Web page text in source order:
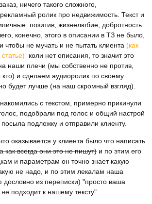
ничего такого сложного,
ролик про недвижимость. Текст и
позитив, жизнелюбие, добротность
конечно, этого в описании в ТЗ не было,
чтобы не мучать и не пытать клиента(как
коли нет описания, то значит это
наши плечи (мы собственно не против,
и сделаем аудиоролик по своему
будет лучше (на наш скромный взгляд).
с текстом, примерно прикинули
подобрали под голос и общий настрой
подложку и отправили клиенту.
оказывается у клиента было что написать
как всегда они это не пишут)и по этим его
и параметрам он точно знает какую
не надо, и по этим лекалам наша
дословно из переписки) "просто ваша
подходит к нашему тексту".